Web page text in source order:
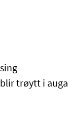
trøytt i auga